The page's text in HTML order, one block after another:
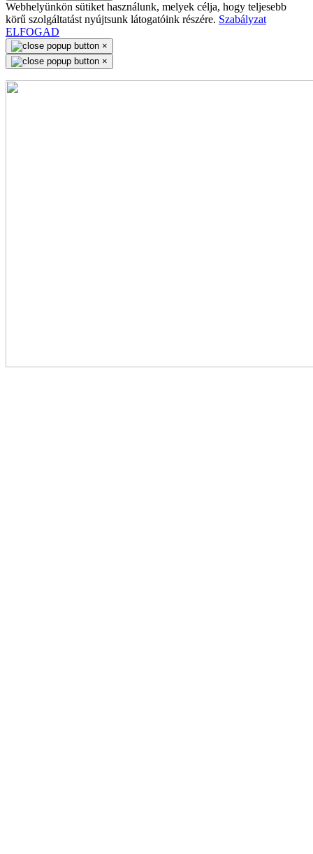
Webhelyünkön sütiket használunk, melyek célja, hogy teljesebb
körű szolgáltatást nyújtsunk látogatóink részére. Szabályzat
ELFOGAD
×
×